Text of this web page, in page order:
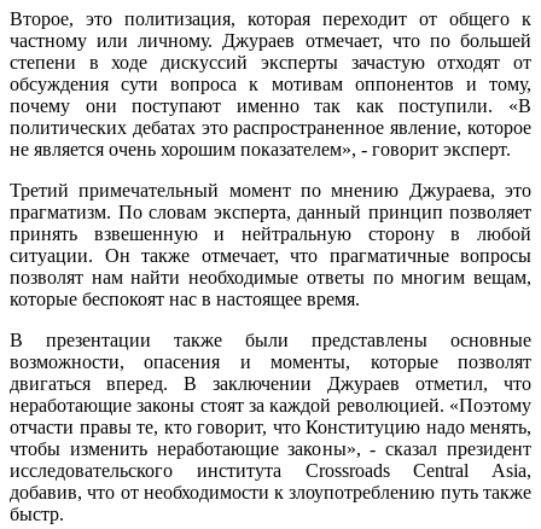
Второе, это политизация, которая переходит от общего к
частному или личному. Джураев отмечает, что по большей
степени в ходе дискуссий эксперты зачастую отходят от
обсуждения сути вопроса к мотивам оппонентов и тому,
почему они поступают именно так как поступили. «В
политических дебатах это распространенное явление, которое
не является очень хорошим показателем», - говорит эксперт.
Третий примечательный момент по мнению Джураева, это
прагматизм. По словам эксперта, данный принцип позволяет
принять взвешенную и нейтральную сторону в любой
ситуации. Он также отмечает, что прагматичные вопросы
позволят нам найти необходимые ответы по многим вещам,
которые беспокоят нас в настоящее время.
В презентации также были представлены основные
возможности, опасения и моменты, которые позволят
двигаться вперед. В заключении Джураев отметил, что
неработающие законы стоят за каждой революцией. «Поэтому
отчасти правы те, кто говорит, что Конституцию надо менять,
чтобы изменить неработающие законы», - сказал президент
исследовательского института Crossroads Central Asia,
добавив, что от необходимости к злоупотреблению путь также
быстр.